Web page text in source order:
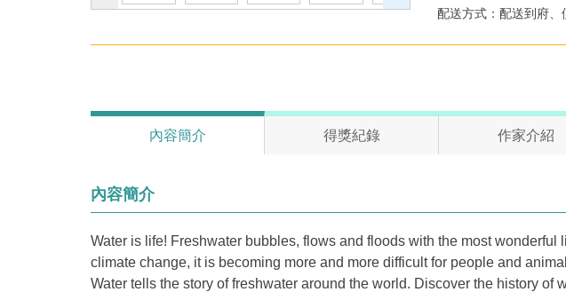
配送方式：配送到府、
內容簡介 得獎紀錄 作家介紹
內容簡介
Water is life! Freshwater bubbles, flows and floods with the most
climate change, it is becoming more and more difficult for people and
Water tells the story of freshwater around the world. Discover the history